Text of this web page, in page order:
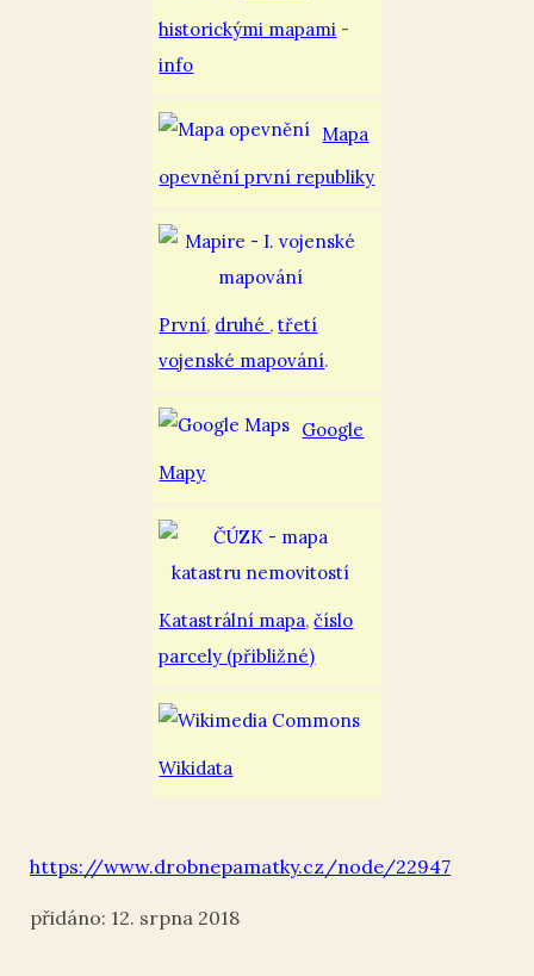
historickými mapami -
info
Mapa
opevnění první republiky
První, druhé ,třetí
vojenské mapování.
Google
Mapy
Katastrální mapa,číslo
parcely (přibližné)
Wikidata
https://www.drobnepamatky.cz/node/22947
12. srpna 2018